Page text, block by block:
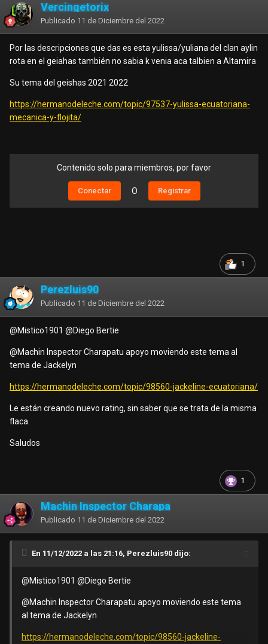
Vercingetorix
Publicado 11 de Diciembre del 2022
Por las descripciones que das es esta yulissa/yuliana del clan aylin
rota en el geiahas también no sabia k venia aca talbien a Altamira
Su tema del geishas 2021 2022
https://hermanodeleche.com/topic/97537-yulissa-ecuatoriana-
mecanica-y-flojita/
Contenido solo para miembros, por favor
Conectar O Registrar
1
Perezluis90
Publicado 11 de Diciembre del 2022
@Mistico1901 @Diego Bertie
@Machin Inspector Charapatu apoyo moviendo este tema al
tema de Jackelyn
https://hermanodeleche.com/topic/98560-jackeline-ecuatoriana/
Le están creando nuevo rating, sin saber que se trata de la misma
flaca.
Saludos
1
Machin Inspector Charapa
Publicado 11 de Diciembre del 2022
En 11/12/2022 a las 21:16, Perezluis90 dijo:
@Mistico1901 @Diego Bertie
@Machin Inspector Charapatu apoyo moviendo este tema
al tema de Jackelyn
https://hermanodeleche.com/topic/98560-jackeline-